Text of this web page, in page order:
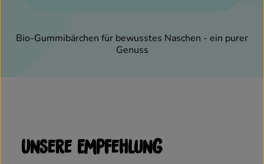
Bio-Gummibärchen für bewusstes Naschen - ein purer
Genuss
Unsere Empfehlung